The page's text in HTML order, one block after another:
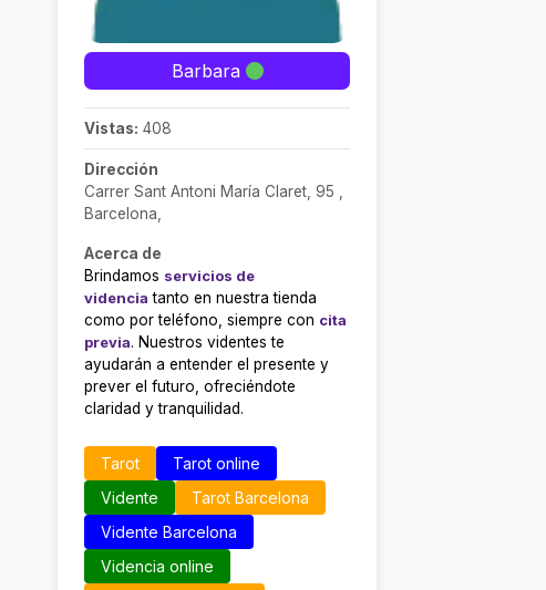
Barbara
Vistas: 408
Dirección
Carrer Sant Antoni María Claret, 95 ,
Barcelona,
Acerca de
Brindamos servicios de
videncia tanto en nuestra tienda
como por teléfono, siempre con cita
previa. Nuestros videntes te
ayudarán a entender el presente y
prever el futuro, ofreciéndote
claridad y tranquilidad.
Tarot
Tarot online
Vidente
Tarot Barcelona
Vidente Barcelona
Videncia online